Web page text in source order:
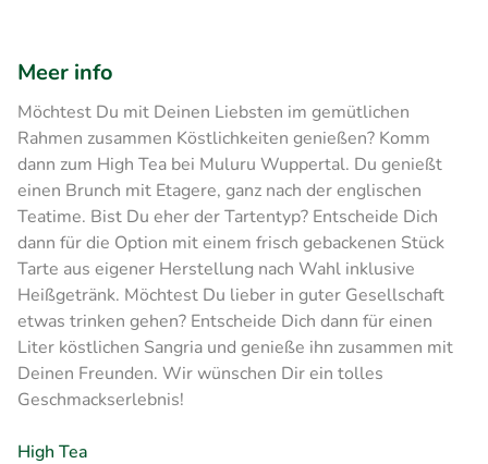
Meer info
Möchtest Du mit Deinen Liebsten im gemütlichen
Rahmen zusammen Köstlichkeiten genießen? Komm
dann zum High Tea bei Muluru Wuppertal. Du genießt
einen Brunch mit Etagere, ganz nach der englischen
Teatime. Bist Du eher der Tartentyp? Entscheide Dich
dann für die Option mit einem frisch gebackenen Stück
Tarte aus eigener Herstellung nach Wahl inklusive
Heißgetränk. Möchtest Du lieber in guter Gesellschaft
etwas trinken gehen? Entscheide Dich dann für einen
Liter köstlichen Sangria und genieße ihn zusammen mit
Deinen Freunden. Wir wünschen Dir ein tolles
Geschmackserlebnis!
High Tea